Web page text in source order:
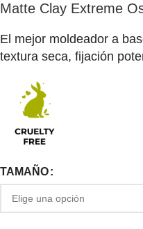
Matte Clay Extreme
El mejor moldeador a
textura seca, fijación
TAMAÑO